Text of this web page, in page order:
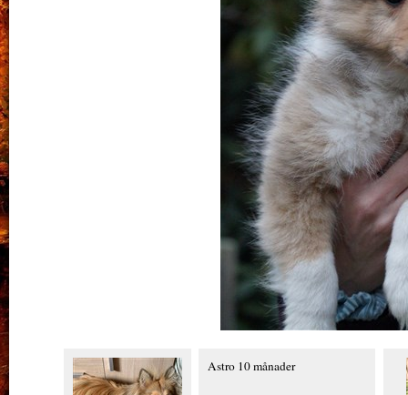
Astro 10 månader